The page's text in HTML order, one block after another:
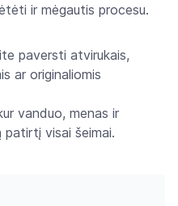
ir mėgautis procesu.
paversti atvirukais,
ar originaliomis
vanduo, menas ir
patirtį visai šeimai.